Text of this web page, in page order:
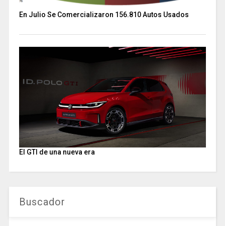
En Julio Se Comercializaron 156.810 Autos Usados
El GTI de una nueva era
Buscador